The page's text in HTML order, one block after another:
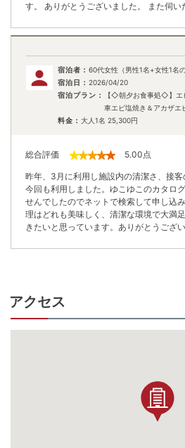
す。 ありがとうございました。 また伺い
宿泊者： 60代女性（男性1名+女性1名
宿泊日： 2026/04/20
宿泊プラン：
【◇朝夕お食事処◇】エ
車エビ塩焼き＆アカザ
料金： 大人1名 25,300円
総合評価 5.00点
昨年、3月に利用し施設内の清潔さ、接客
今回も利用しました。ゆこゆこのカタロ
せんでしたのでネットで検索して申し込
理はどれも美味しく、清潔な環境で大満
きたいと思っています。ありがとうござい
アクセス